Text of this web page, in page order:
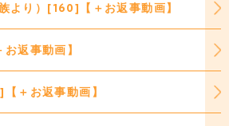
より）[160]【＋お返事動画】
返事動画】
＋お返事動画】